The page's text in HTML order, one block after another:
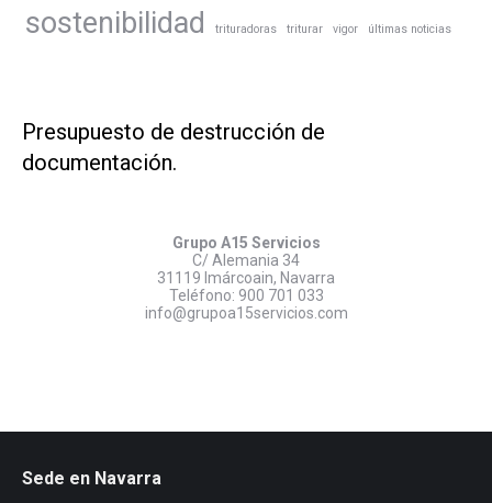
sostenibilidad trituradoras triturar vigor últimas noticias
Presupuesto de destrucción de
documentación.
Grupo A15 Servicios
C/ Alemania 34
31119 Imárcoain, Navarra
Teléfono: 900 701 033
info@grupoa15servicios.com
Sede en Navarra